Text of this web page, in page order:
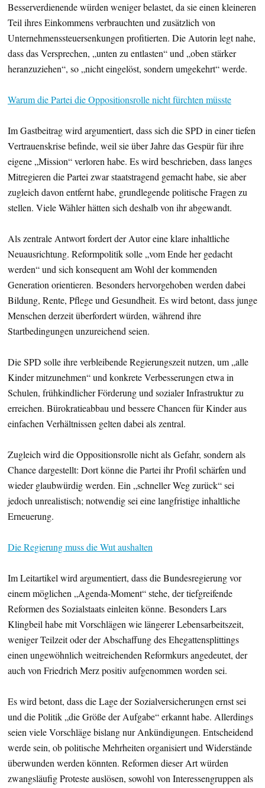
Besserverdienende würden weniger belastet, da sie einen kleineren
Teil ihres Einkommens verbrauchten und zusätzlich von
Unternehmenssteuersenkungen profitierten. Die Autorin legt nahe,
dass das Versprechen, „unten zu entlasten“ und „oben stärker
heranzuziehen“, so „nicht eingelöst, sondern umgekehrt“ werde.
Warum die Partei die Oppositionsrolle nicht fürchten müsste
Im Gastbeitrag wird argumentiert, dass sich die SPD in einer tiefen
Vertrauenskrise befinde, weil sie über Jahre das Gespür für ihre
eigene „Mission“ verloren habe. Es wird beschrieben, dass langes
Mitregieren die Partei zwar staatstragend gemacht habe, sie aber
zugleich davon entfernt habe, grundlegende politische Fragen zu
stellen. Viele Wähler hätten sich deshalb von ihr abgewandt.
Als zentrale Antwort fordert der Autor eine klare inhaltliche
Neuausrichtung. Reformpolitik solle „vom Ende her gedacht
werden“ und sich konsequent am Wohl der kommenden
Generation orientieren. Besonders hervorgehoben werden dabei
Bildung, Rente, Pflege und Gesundheit. Es wird betont, dass junge
Menschen derzeit überfordert würden, während ihre
Startbedingungen unzureichend seien.
Die SPD solle ihre verbleibende Regierungszeit nutzen, um „alle
Kinder mitzunehmen“ und konkrete Verbesserungen etwa in
Schulen, frühkindlicher Förderung und sozialer Infrastruktur zu
erreichen. Bürokratieabbau und bessere Chancen für Kinder aus
einfachen Verhältnissen gelten dabei als zentral.
Zugleich wird die Oppositionsrolle nicht als Gefahr, sondern als
Chance dargestellt: Dort könne die Partei ihr Profil schärfen und
wieder glaubwürdig werden. Ein „schneller Weg zurück“ sei
jedoch unrealistisch; notwendig sei eine langfristige inhaltliche
Erneuerung.
Die Regierung muss die Wut aushalten
Im Leitartikel wird argumentiert, dass die Bundesregierung vor
einem möglichen „Agenda-Moment“ stehe, der tiefgreifende
Reformen des Sozialstaats einleiten könne. Besonders Lars
Klingbeil habe mit Vorschlägen wie längerer Lebensarbeitszeit,
weniger Teilzeit oder der Abschaffung des Ehegattensplittings
einen ungewöhnlich weitreichenden Reformkurs angedeutet, der
auch von Friedrich Merz positiv aufgenommen worden sei.
Es wird betont, dass die Lage der Sozialversicherungen ernst sei
und die Politik „die Größe der Aufgabe“ erkannt habe. Allerdings
seien viele Vorschläge bislang nur Ankündigungen. Entscheidend
werde sein, ob politische Mehrheiten organisiert und Widerstände
überwunden werden könnten. Reformen dieser Art würden
zwangsläufig Proteste auslösen, sowohl von Interessengruppen als